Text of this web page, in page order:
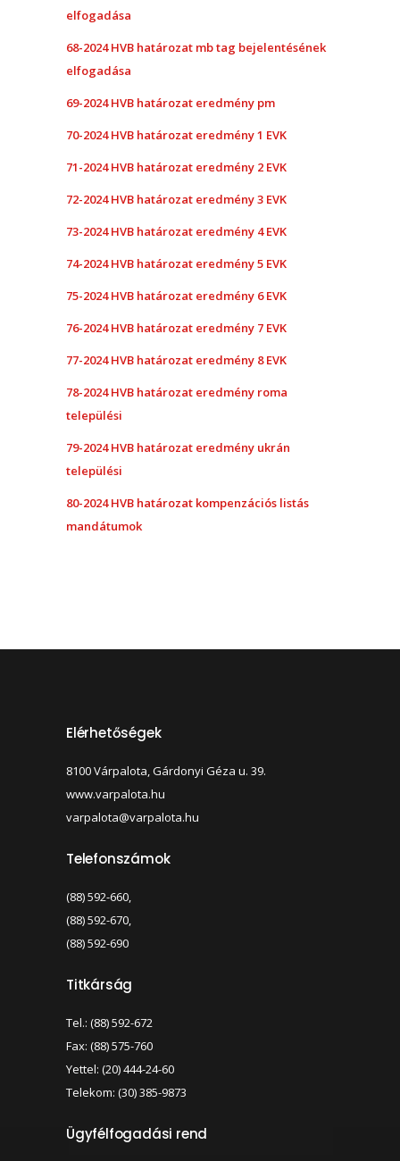
elfogadása
68-2024 HVB határozat mb tag bejelentésének
elfogadása
69-2024 HVB határozat eredmény pm
70-2024 HVB határozat eredmény 1 EVK
71-2024 HVB határozat eredmény 2 EVK
72-2024 HVB határozat eredmény 3 EVK
73-2024 HVB határozat eredmény 4 EVK
74-2024 HVB határozat eredmény 5 EVK
75-2024 HVB határozat eredmény 6 EVK
76-2024 HVB határozat eredmény 7 EVK
77-2024 HVB határozat eredmény 8 EVK
78-2024 HVB határozat eredmény roma
települési
79-2024 HVB határozat eredmény ukrán
települési
80-2024 HVB határozat kompenzációs listás
mandátumok
Elérhetőségek
8100 Várpalota, Gárdonyi Géza u. 39.
www.varpalota.hu
varpalota@varpalota.hu
Telefonszámok
(88) 592-660,
(88) 592-670,
(88) 592-690
Titkárság
Tel.: (88) 592-672
Fax: (88) 575-760
Yettel: (20) 444-24-60
Telekom: (30) 385-9873
Ügyfélfogadási rend